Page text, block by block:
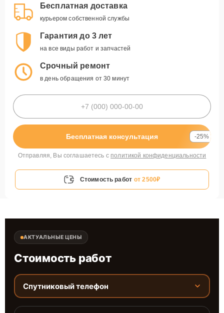
Бесплатная доставка
курьером собственной службы
Гарантия до 3 лет
на все виды работ и запчастей
Срочный ремонт
в день обращения от 30 минут
Бесплатная консультация -25%
Отправляя, Вы соглашаетесь с политикой конфиденциальности
Стоимость работ от 2500₽
АКТУАЛЬНЫЕ ЦЕНЫ
Стоимость работ
Спутниковый телефон